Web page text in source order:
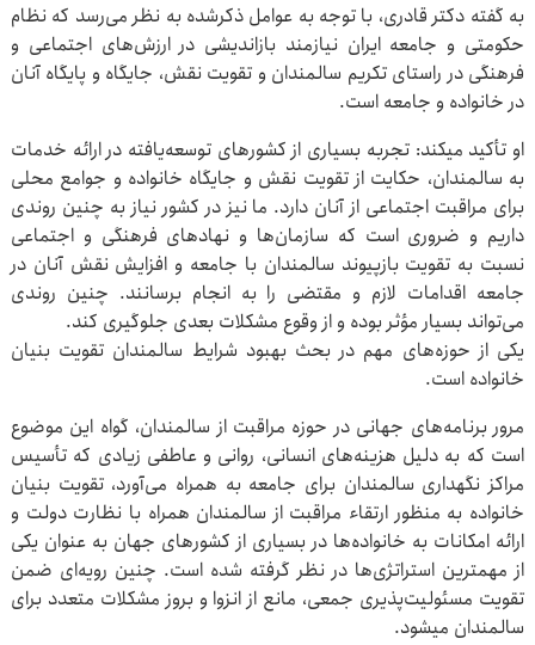
به گفته دکتر قادری، با توجه به عوامل ذکرشده به نظر می‌رسد که نظام
حکومتی و جامعه ایران نیازمند بازاندیشی در ارزش‌های اجتماعی و
فرهنگی در راستای تکریم سالمندان و تقویت نقش، جایگاه و پایگاه آنان
در خانواده و جامعه است.
او تأکید می‎کند: تجربه بسیاری از کشورهای توسعه‌یافته در ارائه خدمات
به سالمندان، حکایت از تقویت نقش و جایگاه خانواده و جوامع محلی
برای مراقبت اجتماعی از آنان دارد. ما نیز در کشور نیاز به چنین روندی
داریم و ضروری است که سازمان‌ها و نهادهای فرهنگی و اجتماعی
نسبت به تقویت بازپیوند سالمندان با جامعه و افزایش نقش آنان در
جامعه اقدامات لازم و مقتضی را به انجام برسانند. چنین روندی
می‌تواند بسیار مؤثر بوده و از وقوع مشکلات بعدی جلوگیری کند.
یکی از حوزه‌های مهم در بحث بهبود شرایط سالمندان تقویت بنیان
خانواده است.
مرور برنامه‌های جهانی در حوزه مراقبت از سالمندان، گواه این موضوع
است که به دلیل هزینه‌های انسانی، روانی و عاطفی زیادی که تأسیس
مراکز نگهداری سالمندان برای جامعه به همراه می‌آورد، تقویت بنیان
خانواده به منظور ارتقاء مراقبت از سالمندان همراه با نظارت دولت و
ارائه امکانات به خانواده‌ها در بسیاری از کشورهای جهان به عنوان یکی
از مهمترین استراتژی‌ها در نظر گرفته شده است. چنین رویه‌ای ضمن
تقویت مسئولیت‌پذیری جمعی، مانع از انزوا و بروز مشکلات متعدد برای
سالمندان می‎شود.